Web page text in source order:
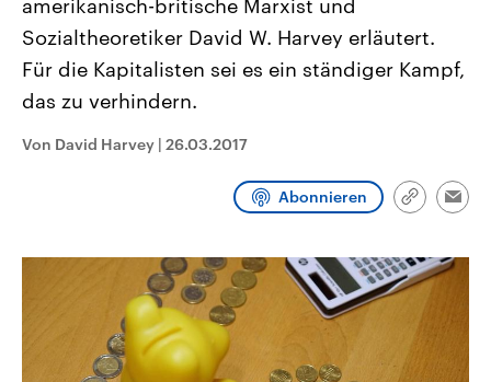
Landtag. Seit 2021 wird das
Bundesland von einer Koalition aus
Umfragen, Prognosen,
Wahlprogramme, aktuelle Berichte
und Hintergründe zu den Parteien
Wahl.
den mächtigsten Ländern
mit großem Einfluss auf
aktuelle Weltgeschehen.
Sendungen Programm
amerikanisch-britische Marxist und
Sozialtheoretiker David W. Harvey erläutert.
Für die Kapitalisten sei es ein ständiger Kampf,
das zu verhindern.
Von David Harvey | 26.03.2017
Abonnieren
Link